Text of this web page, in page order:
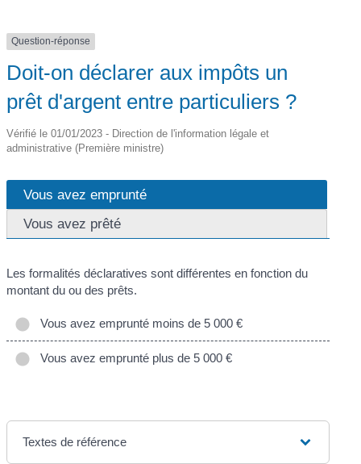
Question-réponse
Doit-on déclarer aux impôts un
prêt d'argent entre particuliers ?
Vérifié le 01/01/2023 - Direction de l'information légale et
administrative (Première ministre)
Vous avez emprunté
Vous avez prêté
Les formalités déclaratives sont différentes en fonction du
montant du ou des prêts.
Vous avez emprunté moins de 5 000 €
Vous avez emprunté plus de 5 000 €
Textes de référence